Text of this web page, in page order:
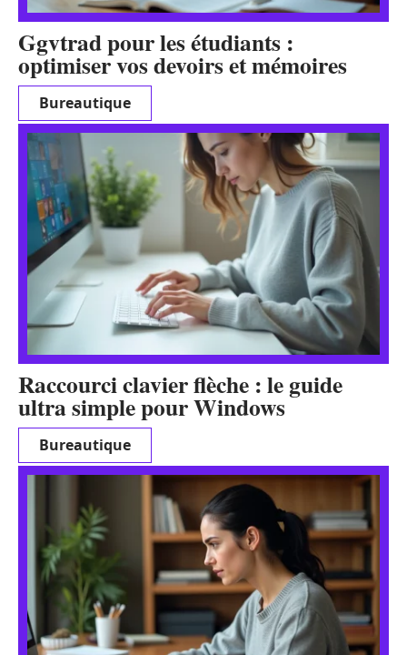
Ggvtrad pour les étudiants :
optimiser vos devoirs et mémoires
Bureautique
Raccourci clavier flèche : le guide
ultra simple pour Windows
Bureautique